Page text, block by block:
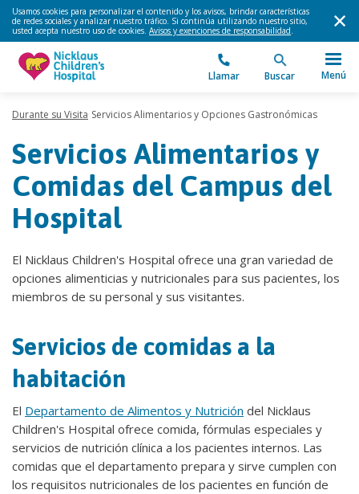
Usamos cookies para personalizar el contenido y los avisos, brindar características
de redes sociales y analizar nuestro tráfico. Si continúa utilizando nuestro sitio,
usted acepta nuestro uso de cookies. Avisos y exenciones de responsabilidad.
Llamar Buscar Menú
Durante su Visita Servicios Alimentarios y Opciones Gastronómicas
Servicios Alimentarios y
Comidas del Campus del
Hospital
El Nicklaus Children's Hospital ofrece una gran variedad de
opciones alimenticias y nutricionales para sus pacientes, los
miembros de su personal y sus visitantes.
Servicios de comidas a la
habitación
El Departamento de Alimentos y Nutrición del Nicklaus
Children's Hospital ofrece comida, fórmulas especiales y
servicios de nutrición clínica a los pacientes internos. Las
comidas que el departamento prepara y sirve cumplen con
los requisitos nutricionales de los pacientes en función de